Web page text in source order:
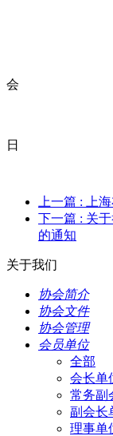
常
会
日
上一篇 : 上
下一篇 : 关
的通知
关于我们
协会简介
协会文件
协会管理
会员单位
全部
会长单
常务副
副会长
理事单